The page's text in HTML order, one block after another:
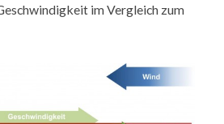
im Vergleich zum